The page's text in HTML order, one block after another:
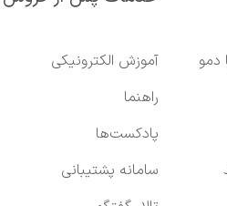
دمو
آموزش الکترونیکی
راهنما
پادکست‌ها
سامانه پشتیبانی